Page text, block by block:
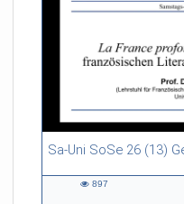
Sa-Uni SoSe 26 (13)
55:13 duration
897